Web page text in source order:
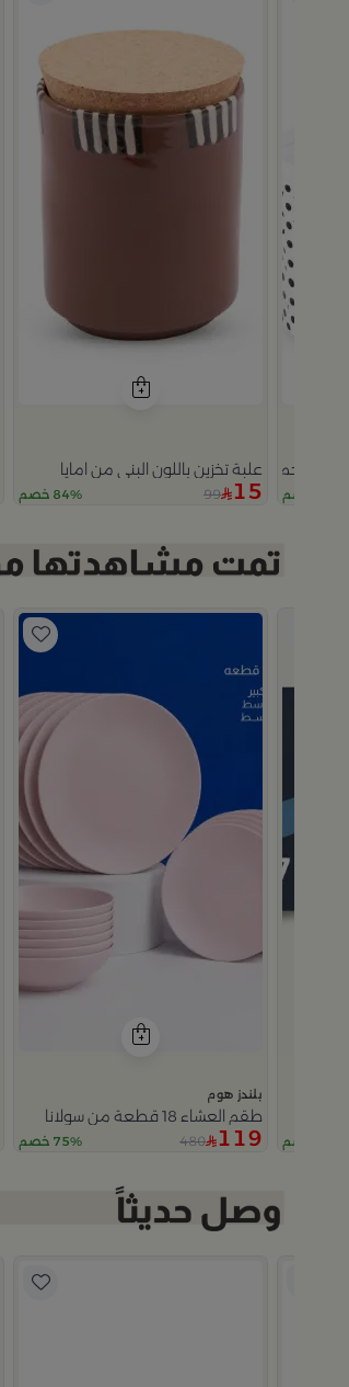
حجم كبير من أزهى
علبة تخزين باللون البني من امايا
15
99 84% خصم
بلندز هوم
طقم العشاء 18 قطعة من سولانا
119
480 75% خصم